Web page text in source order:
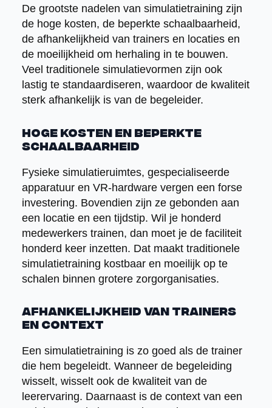
De grootste nadelen van simulatietraining zijn
de hoge kosten, de beperkte schaalbaarheid,
de afhankelijkheid van trainers en locaties en
de moeilijkheid om herhaling in te bouwen.
Veel traditionele simulatievormen zijn ook
lastig te standaardiseren, waardoor de kwaliteit
sterk afhankelijk is van de begeleider.
Hoge kosten en beperkte
schaalbaarheid
Fysieke simulatieruimtes, gespecialiseerde
apparatuur en VR-hardware vergen een forse
investering. Bovendien zijn ze gebonden aan
een locatie en een tijdstip. Wil je honderd
medewerkers trainen, dan moet je de faciliteit
honderd keer inzetten. Dat maakt traditionele
simulatietraining kostbaar en moeilijk op te
schalen binnen grotere zorgorganisaties.
Afhankelijkheid van trainers
en context
Een simulatietraining is zo goed als de trainer
die hem begeleidt. Wanneer de begeleiding
wisselt, wisselt ook de kwaliteit van de
leerervaring. Daarnaast is de context van een